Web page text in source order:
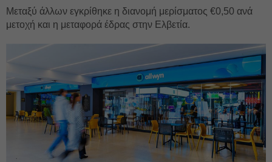
Μεταξύ άλλων εγκρίθηκε η διανομή μερίσματος €0,50 ανά
μετοχή και η μεταφορά έδρας στην Ελβετία.